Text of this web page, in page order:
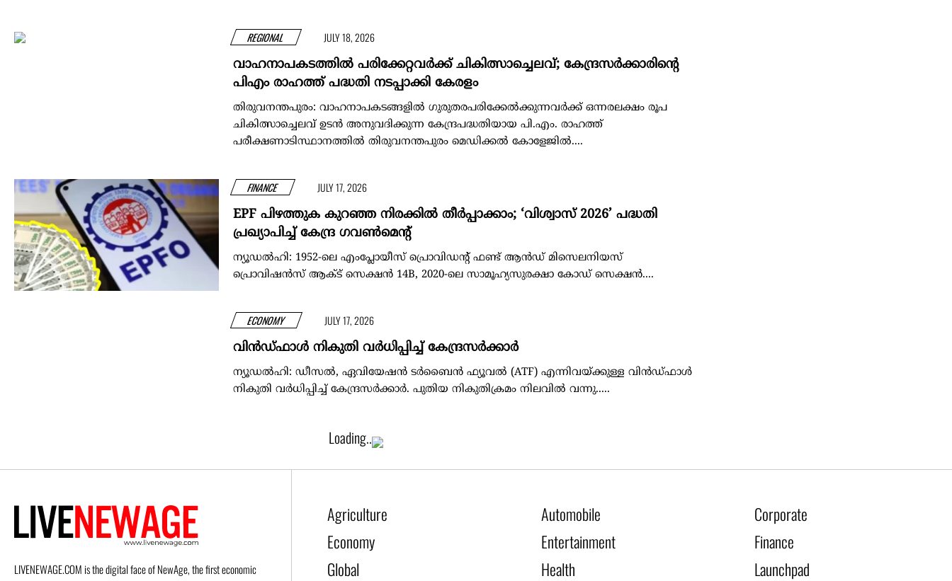
REGIONAL JULY 18, 2026
വാഹനാപകടത്തിൽ പരിക്കേറ്റവർക്ക് ചികിത്സാച്ചെലവ്; കേന്ദ്രസർക്കാരിന്റെ
പിഎം രാഹത്ത് പദ്ധതി നടപ്പാക്കി കേരളം
തിരുവനന്തപുരം: വാഹനാപകടങ്ങളിൽ ഗുരുതരപരിക്കേൽക്കുന്നവർക്ക് ഒന്നരലക്ഷം രൂപ
ചികിത്സാച്ചെലവ് ഉടൻ അനുവദിക്കുന്ന കേന്ദ്രപദ്ധതിയായ പി.എം. രാഹത്ത്
പരീക്ഷണാടിസ്ഥാനത്തിൽ തിരുവനന്തപുരം മെഡിക്കൽ കോളേജിൽ....
FINANCE JULY 17, 2026
EPF പിഴത്തുക കുറഞ്ഞ നിരക്കില്‍ തീര്‍പ്പാക്കാം; ‘വിശ്വാസ് 2026’ പദ്ധതി
പ്രഖ്യാപിച്ച് കേന്ദ്ര ഗവണ്‍മെന്റ്
ന്യൂഡൽഹി: 1952-ലെ എംപ്ലോയീസ് പ്രൊവിഡന്റ് ഫണ്ട് ആന്‍ഡ് മിസെലനിയസ്
പ്രൊവിഷന്‍സ് ആക്ട് സെക്ഷന്‍ 14B, 2020-ലെ സാമൂഹ്യസുരക്ഷാ കോഡ് സെക്ഷന്‍....
ECONOMY JULY 17, 2026
വിന്‍ഡ്ഫാള്‍ നികുതി വര്‍ധിപ്പിച്ച് കേന്ദ്രസര്‍ക്കാര്‍
ന്യൂഡൽഹി: ഡീസല്‍, ഏവിയേഷന്‍ ടര്‍ബൈന്‍ ഫ്യൂവല്‍ (ATF) എന്നിവയ്ക്കുള്ള വിന്‍ഡ്ഫാള്‍
നികുതി വര്‍ധിപ്പിച്ച് കേന്ദ്രസര്‍ക്കാര്‍. പുതിയ നികുതിക്രമം നിലവില്‍ വന്നു.....
Loading..
LIVENEWAGE.COM is the digital face of NewAge, the first economic
Agriculture Automobile
Corporate
Economy
Entertainment
Finance
Global
Health Launchpad